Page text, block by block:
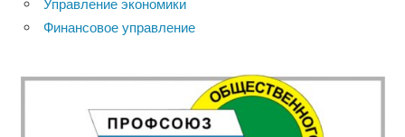
Управление экономики
Финансовое управление